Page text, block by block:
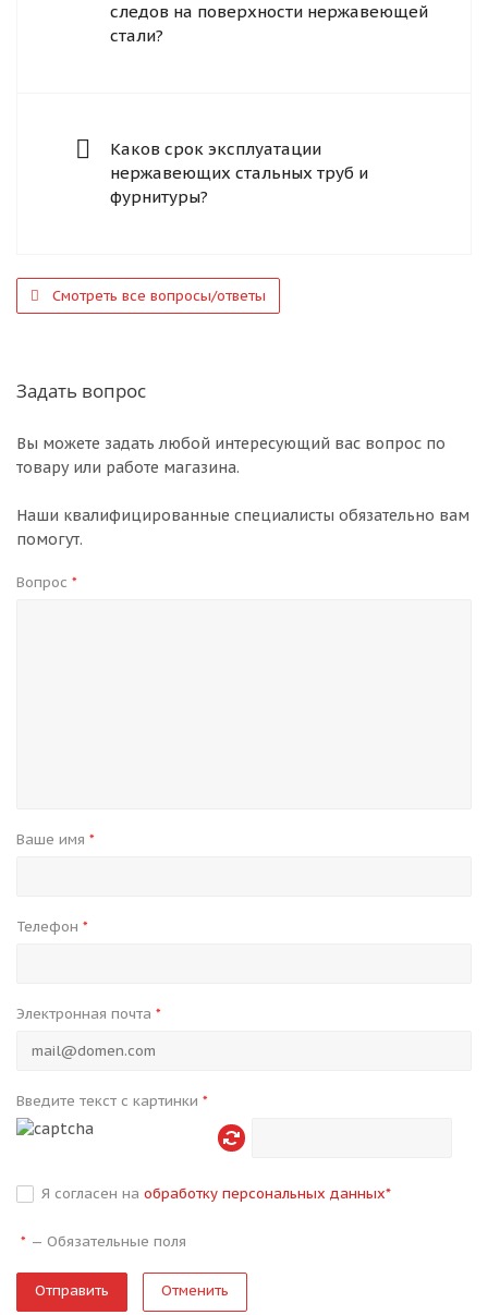
следов на поверхности нержавеющей
стали?
Каков срок эксплуатации
нержавеющих стальных труб и
фурнитуры?
Смотреть все вопросы/ответы
Задать вопрос
Вы можете задать любой интересующий вас вопрос по
товару или работе магазина.
Наши квалифицированные специалисты обязательно вам
помогут.
Вопрос *
Ваше имя *
Телефон *
Электронная почта *
Введите текст с картинки *
Я согласен на обработку персональных данных*
* — Обязательные поля
Отменить